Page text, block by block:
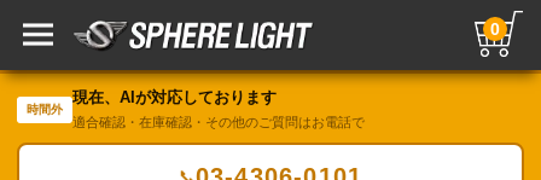
0
時間外
現在、AIが対応しております
適合確認・在庫確認・その他のご質問はお電話で